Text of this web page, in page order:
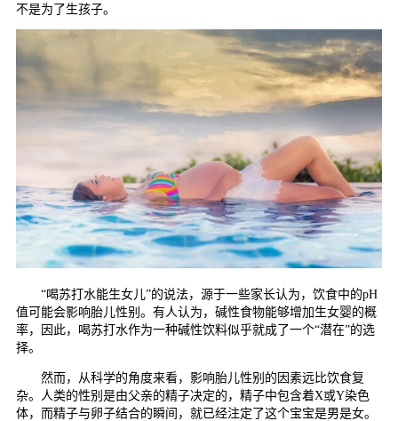
不是为了生孩子。
“喝苏打水能生女儿”的说法，源于一些家长认为，饮食中的pH
值可能会影响胎儿性别。有人认为，碱性食物能够增加生女婴的概
率，因此，喝苏打水作为一种碱性饮料似乎就成了一个“潜在”的选
择。
然而，从科学的角度来看，影响胎儿性别的因素远比饮食复
杂。人类的性别是由父亲的精子决定的，精子中包含着X或Y染色
体，而精子与卵子结合的瞬间，就已经注定了这个宝宝是男是女。